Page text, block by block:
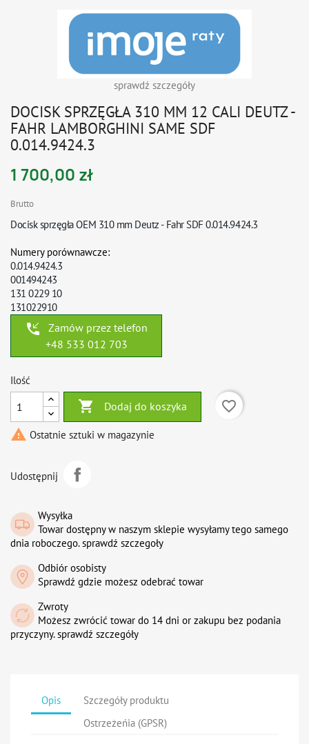
sprawdź szczegóły
DOCISK SPRZĘGŁA 310 MM 12 CALI DEUTZ -
FAHR LAMBORGHINI SAME SDF
0.014.9424.3
1 700,00 zł
Brutto
Docisk sprzęgła OEM 310 mm Deutz - Fahr SDF 0.014.9424.3
Numery porównawcze:
0.014.9424.3
001494243
131 0229 10
131022910
phone_callback
Zamów przez telefon
+48 533 012 703
Ilość
 Dodaj do koszyka
favorite_border
 Ostatnie sztuki w magazynie
Udostępnij
Wysyłka
Towar dostępny w naszym sklepie wysyłamy tego samego
dnia roboczego. sprawdź szczegoły
Odbiór osobisty
Sprawdź gdzie możesz odebrać towar
Zwroty
Możesz zwrócić towar do 14 dni or zakupu bez podania
przyczyny. sprawdź szczegóły
Opis
Szczegóły produktu
Ostrzeżeńia (GPSR)